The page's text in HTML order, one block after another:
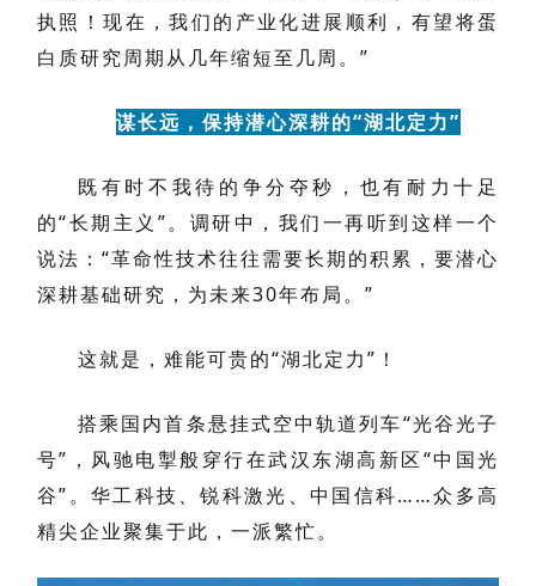
执照！现在，我们的产业化进展顺利，有望将蛋
白质研究周期从几年缩短至几周。”
谋长远，保持潜心深耕的“湖北定力”
既有时不我待的争分夺秒，也有耐力十足
的“长期主义”。调研中，我们一再听到这样一个
说法：“革命性技术往往需要长期的积累，要潜心
深耕基础研究，为未来30年布局。”
这就是，难能可贵的“湖北定力”！
搭乘国内首条悬挂式空中轨道列车“光谷光子
号”，风驰电掣般穿行在武汉东湖高新区“中国光
谷”。华工科技、锐科激光、中国信科……众多高
精尖企业聚集于此，一派繁忙。